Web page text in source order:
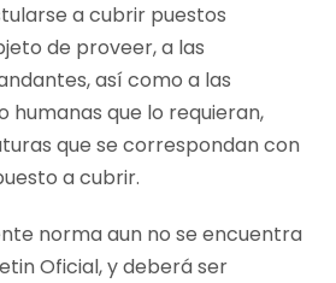
a cubrir puestos
de proveer, a las
así como a las
humanas que lo requieran,
que se correspondan con
a cubrir.
norma aun no se encuentra
Oficial, y deberá ser